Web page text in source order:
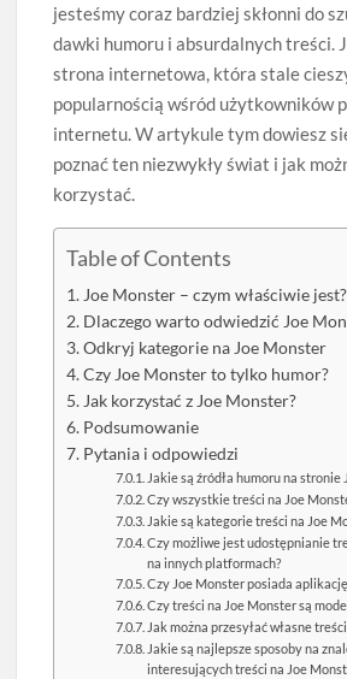
jesteśmy coraz bardziej skłonni do
dawki humoru i absurdalnych treści.
strona internetowa, która stale
popularnością wśród użytkowników
internetu. W artykule tym dowiesz
poznać ten niezwykły świat i jak
korzystać.
Table of Contents
Joe Monster – czym właściwie jest?
Dlaczego warto odwiedzić Joe
Odkryj kategorie na Joe Monster
Czy Joe Monster to tylko humor?
Jak korzystać z Joe Monster?
Podsumowanie
Pytania i odpowiedzi
Jakie są źródła humoru na stronie
Czy wszystkie treści na Joe
Jakie są kategorie treści na Joe
Czy możliwe jest udostępnianie
na innych platformach?
Czy Joe Monster posiada
Czy treści na Joe Monster są
Jak można przesyłać własne
Jakie są najlepsze sposoby na
interesujących treści na Joe